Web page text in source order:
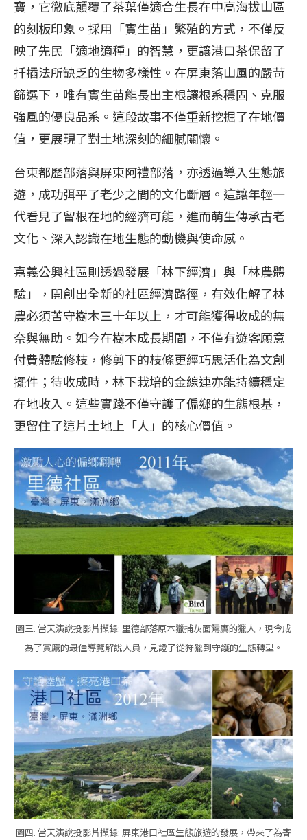
寶，它徹底顛覆了茶葉僅適合生長在中高海拔山區
的刻板印象。採用「實生苗」繁殖的方式，不僅反
映了先民「適地適種」的智慧，更讓港口茶保留了
扦插法所缺乏的生物多樣性。在屏東落山風的嚴苛
篩選下，唯有實生苗能長出主根讓根系穩固、克服
強風的優良品系。這段故事不僅重新挖掘了在地價
值，更展現了對土地深刻的細膩關懷。
台東都歷部落與屏東阿禮部落，亦透過導入生態旅
遊，成功弭平了老少之間的文化斷層。這讓年輕一
代看見了留根在地的經濟可能，進而萌生傳承古老
文化、深入認識在地生態的動機與使命感。
嘉義公興社區則透過發展「林下經濟」與「林農體
驗」，開創出全新的社區經濟路徑，有效化解了林
農必須苦守樹木三十年以上，才可能獲得收成的無
奈與無助。如今在樹木成長期間，不僅有遊客願意
付費體驗修枝，修剪下的枝條更經巧思活化為文創
擺件；待收成時，林下栽培的金線連亦能持續穩定
在地收入。這些實踐不僅守護了偏鄉的生態根基，
更留住了這片土地上「人」的核心價值。
圖三. 當天演說投影片擷錄: 里德部落原本獵捕灰面鵟鷹的獵人，現今成
為了賞鷹的最佳導覽解說人員，見證了從狩獵到守護的生態轉型。
圖四. 當天演說投影片擷錄: 屏東港口社區生態旅遊的發展，帶來了為寄